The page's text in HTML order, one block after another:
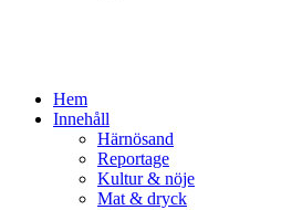
Hem
Innehåll
Härnösand
Reportage
Kultur & nöje
Mat & dryck